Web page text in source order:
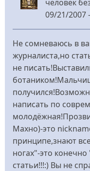
человек
09/21/2007
Не сомневаюсь в
журналиста,но
не
написать по
Махно)-это
принципе,знают
ногах"-это
статьи!!!:) Вы не